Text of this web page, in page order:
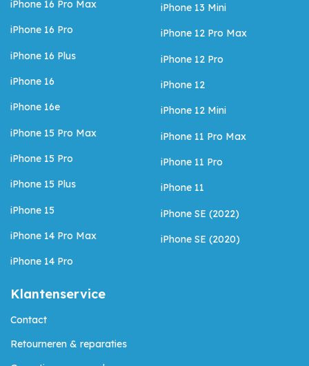
iPhone 16 Pro Max
iPhone 16 Pro
iPhone 16 Plus
iPhone 16
iPhone 16e
iPhone 15 Pro Max
iPhone 15 Pro
iPhone 15 Plus
iPhone 15
iPhone 14 Pro Max
iPhone 14 Pro
iPhone 13 Mini
iPhone 12 Pro Max
iPhone 12 Pro
iPhone 12
iPhone 12 Mini
iPhone 11 Pro Max
iPhone 11 Pro
iPhone 11
iPhone SE (2022)
iPhone SE (2020)
Klantenservice
Contact
Retourneren & reparaties